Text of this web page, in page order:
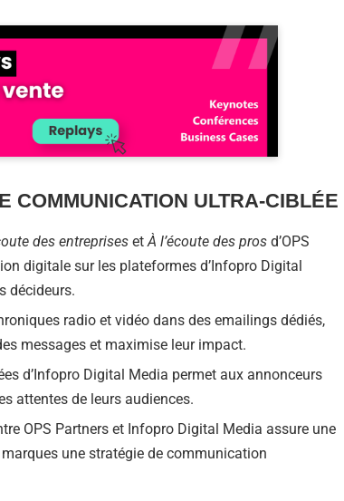
COMMUNICATION ULTRA-CIBLÉE
des entreprises etÀ l’écoute des pros d’OPS
digitale sur les plateformes d’Infopro Digital
décideurs.
radio et vidéo dans des emailings dédiés,
messages et maximise leur impact.
d’Infopro Digital Media permet aux annonceurs
attentes de leurs audiences.
OPS Partners et Infopro Digital Media assure une
une stratégie de communication